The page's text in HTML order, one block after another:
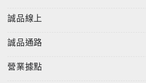
誠品線上
誠品通路
營業據點